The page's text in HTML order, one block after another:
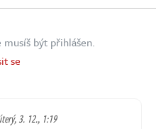
být přihlášen.
se
3. 12., 1:19